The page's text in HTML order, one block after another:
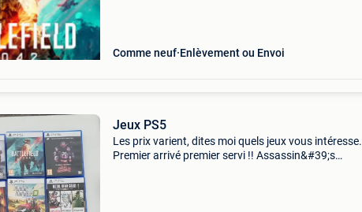
Comme neuf Enlèvement ou Envoi
Jeux PS5
Les prix varient, dites moi quels jeux vous intéresse.
Premier arrivé premier servi !! Assassin&#39;s